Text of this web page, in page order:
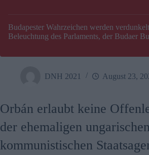
Budapester Wahrzeichen werden
Beleuchtung des Parlaments, der Budaer
DNH 2021 August 23,
Orbán erlaubt keine
der ehemaligen ungarischen
kommunistischen